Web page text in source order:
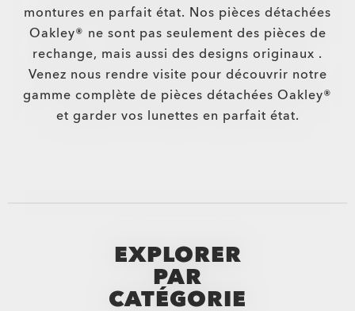
montures en parfait état. Nos pièces détachées
Oakley® ne sont pas seulement des pièces de
rechange, mais aussi des designs originaux .
Venez nous rendre visite pour découvrir notre
gamme complète de pièces détachées Oakley®
et garder vos lunettes en parfait état.
EXPLORER
PAR
CATÉGORIE